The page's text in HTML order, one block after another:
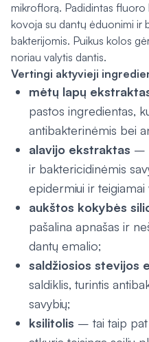
mikroflorą. Padidintas fluoro
kovoja su dantų ėduonimi ir
bakterijomis. Puikus kolos
noriau valytis dantis.
Vertingi aktyvieji
mėtų lapų
pastos ingredientas,
antibakterinėmis bei
alavijo ekstraktas –
ir baktericidinėmis
epidermiui ir teigiamai
aukštos kokybės
pašalina apnašas ir
dantų emalio;
saldžiosios stevijos
saldiklis, turintis
savybių;
ksilitolis – tai taip pat